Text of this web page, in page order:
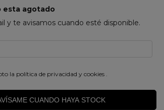
esta agotado
y te avisamos cuando esté disponible.
la política de privacidad y cookies .
CUANDO HAYA STOCK